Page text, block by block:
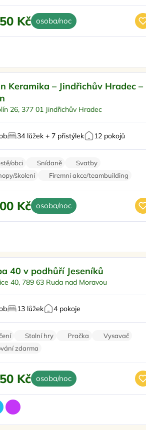
Kč osoba/noc
bazén
a oslavy
Keramika – Jindřichův Hradec –
26, 377 01 Jindřichův Hradec
34 lůžek + 7 přistýlek 12 pokojů
obci Snídaně
Svatby
školení
Firemní akce/teambuilding
Kč osoba/noc
sud40 v podhůří Jeseníků
40, 789 63 Ruda nad Moravou
13 lůžek 4 pokoje
Stolní hry Pračka
Vysavač
zdarma
Kč osoba/noc